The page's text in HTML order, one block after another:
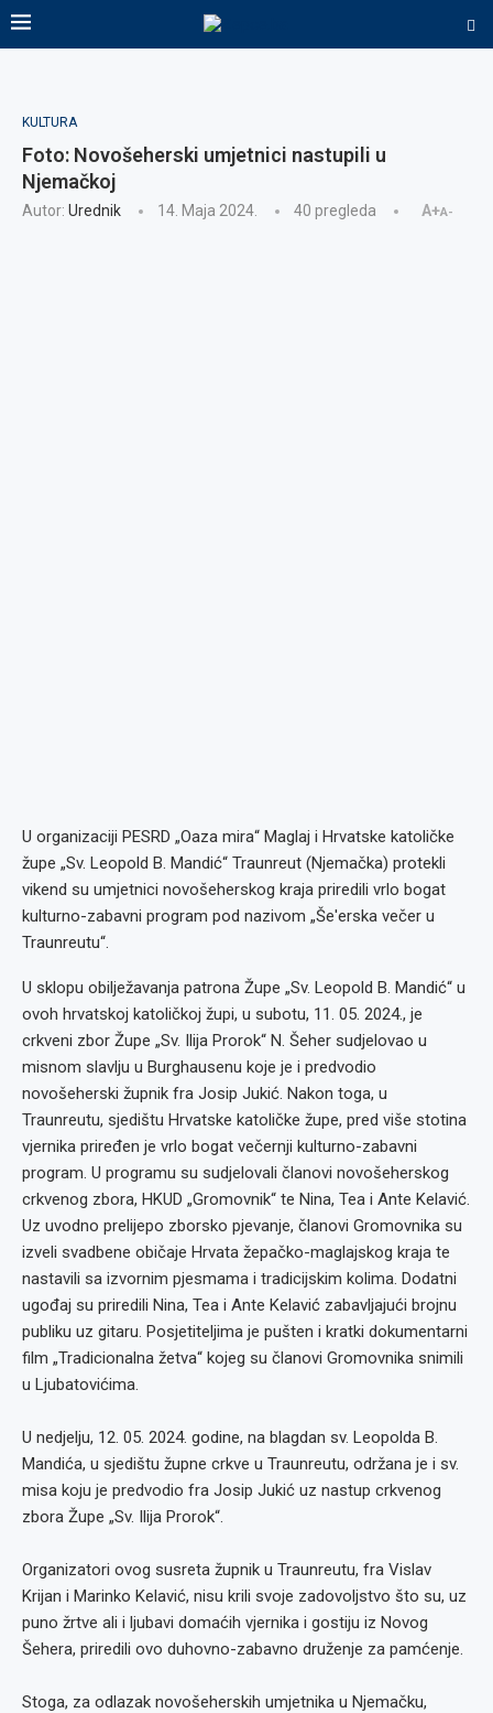
KULTURA
Foto: Novošeherski umjetnici nastupili u
Njemačkoj
Autor: Urednik 14. Maja 2024. 40 pregleda A+A-
U organizaciji PESRD „Oaza mira“ Maglaj i Hrvatske katoličke
župe „Sv. Leopold B. Mandić“ Traunreut (Njemačka) protekli
vikend su umjetnici novošeherskog kraja priredili vrlo bogat
kulturno-zabavni program pod nazivom „Še'erska večer u
Traunreutu“.
U sklopu obilježavanja patrona Župe „Sv. Leopold B. Mandić“ u
ovoh hrvatskoj katoličkoj župi, u subotu, 11. 05. 2024., je
crkveni zbor Župe „Sv. Ilija Prorok“ N. Šeher sudjelovao u
misnom slavlju u Burghausenu koje je i predvodio
novošeherski župnik fra Josip Jukić. Nakon toga, u
Traunreutu, sjedištu Hrvatske katoličke župe, pred više stotina
vjernika priređen je vrlo bogat večernji kulturno-zabavni
program. U programu su sudjelovali članovi novošeherskog
crkvenog zbora, HKUD „Gromovnik“ te Nina, Tea i Ante Kelavić.
Uz uvodno prelijepo zborsko pjevanje, članovi Gromovnika su
izveli svadbene običaje Hrvata žepačko-maglajskog kraja te
nastavili sa izvornim pjesmama i tradicijskim kolima. Dodatni
ugođaj su priredili Nina, Tea i Ante Kelavić zabavljajući brojnu
publiku uz gitaru. Posjetiteljima je pušten i kratki dokumentarni
film „Tradicionalna žetva“ kojeg su članovi Gromovnika snimili
u Ljubatovićima.
U nedjelju, 12. 05. 2024. godine, na blagdan sv. Leopolda B.
Mandića, u sjedištu župne crkve u Traunreutu, održana je i sv.
misa koju je predvodio fra Josip Jukić uz nastup crkvenog
zbora Župe „Sv. Ilija Prorok“.
Organizatori ovog susreta župnik u Traunreutu, fra Vislav
Krijan i Marinko Kelavić, nisu krili svoje zadovoljstvo što su, uz
puno žrtve ali i ljubavi domaćih vjernika i gostiju iz Novog
Šehera, priredili ovo duhovno-zabavno druženje za pamćenje.
Stoga, za odlazak novošeherskih umjetnika u Njemačku,